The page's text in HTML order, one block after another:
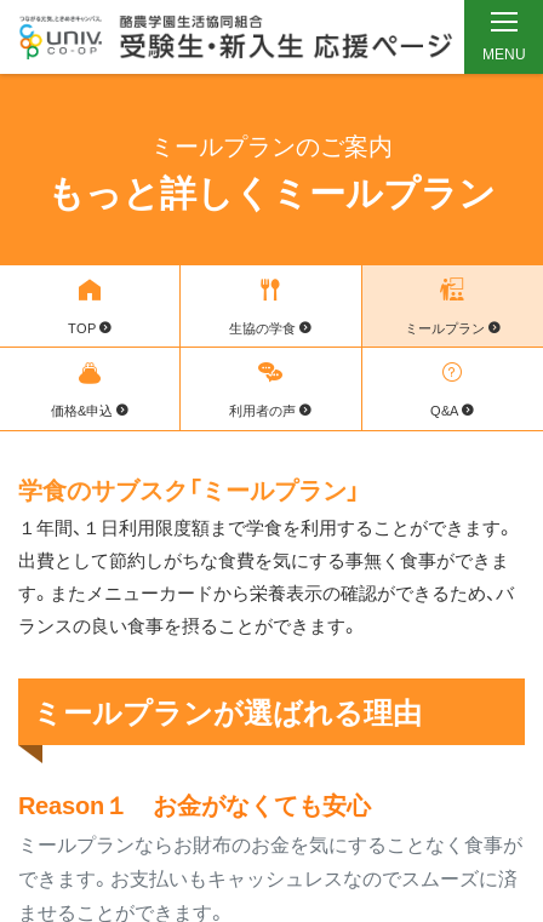
へ
MENU
ミールプランのご案内
もっと詳しくミールプラン
TOP 生協の学食 ミールプラン
価格&申込 利用者の声 Q&A
学食のサブスク「ミールプラン」
１年間、１日利用限度額まで学食を利用することができます。
出費として節約しがちな食費を気にする事無く食事ができま
す。またメニューカードから栄養表示の確認ができるため、バ
ランスの良い食事を摂ることができます。
ミールプランが選ばれる理由
Reason１ お金がなくても安心
ミールプランならお財布のお金を気にすることなく食事が
できます。お支払いもキャッシュレスなのでスムーズに済
ませることができます。